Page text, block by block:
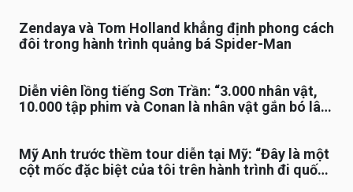
Zendaya và Tom Holland khẳng định phong cách
đôi trong hành trình quảng bá Spider-Man
Diễn viên lồng tiếng Sơn Trần: “3.000 nhân vật,
10.000 tập phim và Conan là nhân vật gắn bó lâu
Mỹ Anh trước thềm tour diễn tại Mỹ: “Đây là một
cột mốc đặc biệt của tôi trên hành trình đi quốc